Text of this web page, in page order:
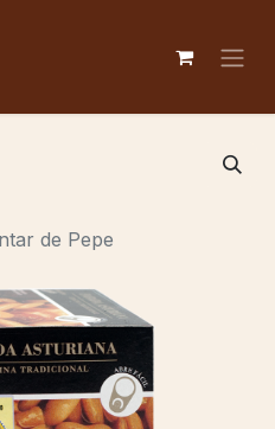
de Pepe